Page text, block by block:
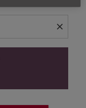
close